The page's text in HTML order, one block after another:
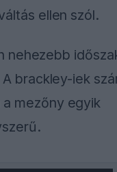
ellen szól.
nehezebb
brackley-iek
mezőny egyik